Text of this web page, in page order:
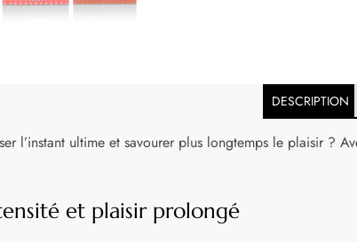
DESCRIPTION
l’instant ultime et savourer plus longtemps le plaisir ?
et plaisir prolongé